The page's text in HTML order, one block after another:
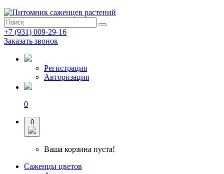
+7 (931) 009-29-16
Заказать звонок
Регистрация
Авторизация
0
0
Ваша корзина пуста!
Саженцы цветов